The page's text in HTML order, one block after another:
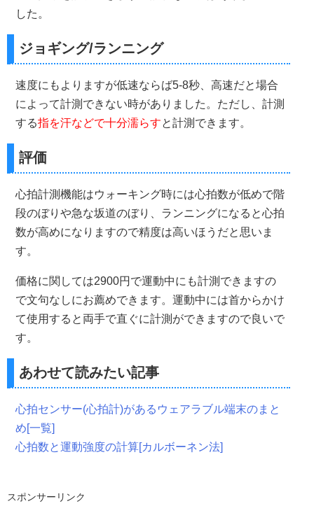
した。
ジョギング/ランニング
速度にもよりますが低速ならば5-8秒、高速だと場合
によって計測できない時がありました。ただし、計測
する指を汗などで十分濡らすと計測できます。
評価
心拍計測機能はウォーキング時には心拍数が低めで階
段のぼりや急な坂道のぼり、ランニングになると心拍
数が高めになりますので精度は高いほうだと思いま
す。
価格に関しては2900円で運動中にも計測できますの
で文句なしにお薦めできます。運動中には首からかけ
て使用すると両手で直ぐに計測ができますので良いで
す。
あわせて読みたい記事
心拍センサー(心拍計)があるウェアラブル端末のまと
め[一覧]
心拍数と運動強度の計算[カルボーネン法]
スポンサーリンク